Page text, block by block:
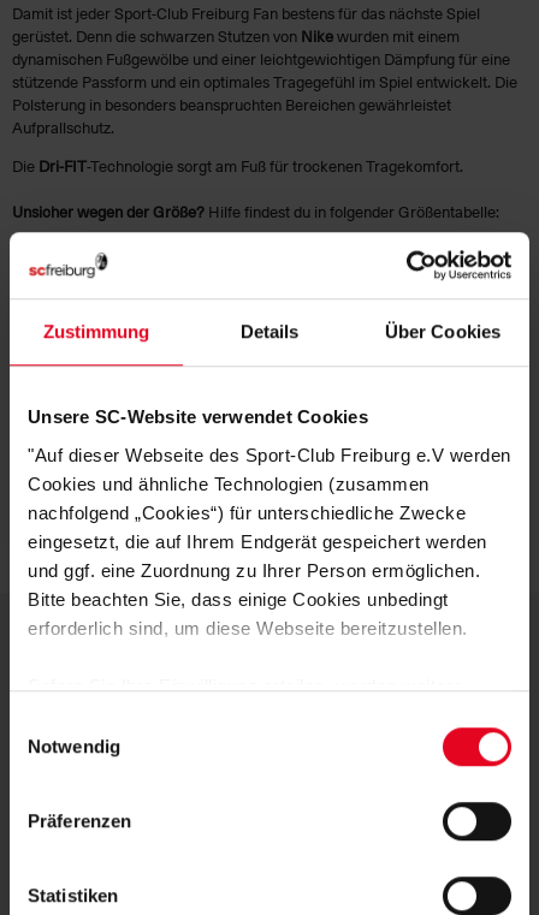
Zustimmung Details Über Cookies
Unsere SC-Website verwendet Cookies
"Auf dieser Webseite des Sport-Club Freiburg e.V werden
Cookies und ähnliche Technologien (zusammen
nachfolgend „Cookies“) für unterschiedliche Zwecke
eingesetzt, die auf Ihrem Endgerät gespeichert werden
und ggf. eine Zuordnung zu Ihrer Person ermöglichen.
Bitte beachten Sie, dass einige Cookies unbedingt
erforderlich sind, um diese Webseite bereitzustellen.
Sofern Sie Ihre Einwilligung erteilen, werden weitere
Daten von Ihnen (z.B. persönlichen Identifikatoren oder
IP-Adressen) verarbeitet werden. Durch Klicken auf den
Speicherung aller aufgeführten Cookies und der
Daten für die unten jeweils angegebene Zwecke gem. §
Notwendig
Präferenzen
Statistiken
Damit ist jeder Sport-Club Freiburg Fan bestens für das nächste Spiel
gerüstet. Denn die schwarzen Stutzen von Nikewurden mit einem
dynamischen Fußgewölbe und einer leichtgewichtigen Dämpfung für eine
stützende Passform und ein optimales Tragegefühl im Spiel entwickelt. Die
Polsterung in besonders beanspruchten Bereichen gewährleistet
Aufprallschutz.
Die Dri-FIT-Technologie sorgt am Fuß für trockenen Tragekomfort.
Unsicher wegen der Größe? Hilfe findest du in folgenderGrößentabelle:
S
Schuhgröße
34-38
HERSTELLERANGABEN
KUNDENBEWERTUNGEN (0)
Artikelnummer: NST324
DEINE VORTEILE IN UNSEREM